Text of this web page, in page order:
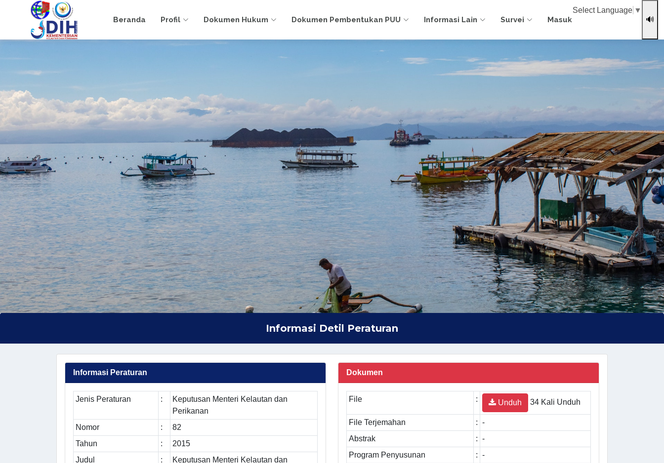
Beranda Profil Dokumen Hukum Dokumen Pembentukan PUU Informasi Lain Survei Masuk
Select Language ▼
🔊
Informasi Detil Peraturan
Informasi Peraturan
Jenis Peraturan :
Keputusan Menteri Kelautan dan
Perikanan
Nomor
:
82
Tahun
:
2015
Judul
:
Keputusan Menteri Kelautan dan
Dokumen
File : Unduh 34 Kali Unduh
File Terjemahan : -
Abstrak
: -
Program Penyusunan
: -